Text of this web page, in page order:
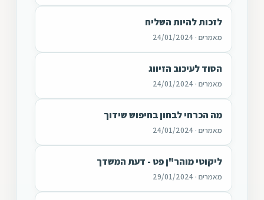
לזכות להיות השליח
מאמרים · 24/01/2024
הסוד לעיכוב הזיווג
מאמרים · 24/01/2024
מה הכרחי לבחון בחיפוש שידוך
מאמרים · 24/01/2024
ליקוטי מוהר"ן פט - דעת המשדך
מאמרים · 29/01/2024